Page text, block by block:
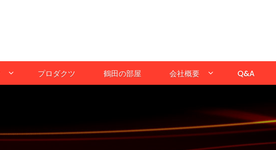
プロダクツ 鶴田の部屋 会社概要 Q&A